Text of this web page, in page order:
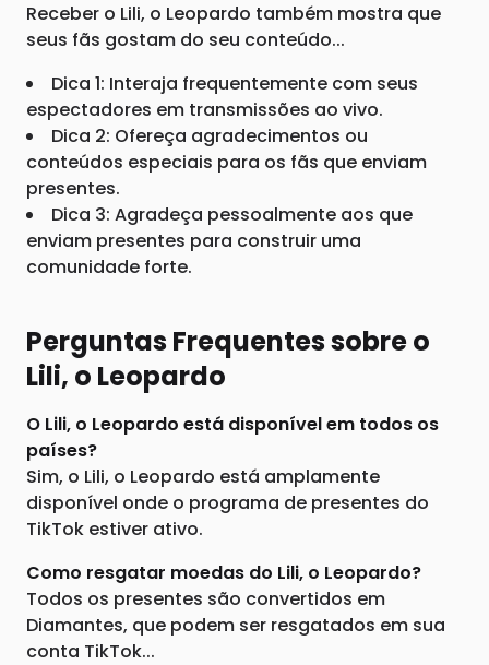
Receber o Lili, o Leopardo também mostra que
seus fãs gostam do seu conteúdo...
Dica 1: Interaja frequentemente com seus
espectadores em transmissões ao vivo.
Dica 2: Ofereça agradecimentos ou
conteúdos especiais para os fãs que enviam
presentes.
Dica 3: Agradeça pessoalmente aos que
enviam presentes para construir uma
comunidade forte.
Perguntas Frequentes sobre o
Lili, o Leopardo
O Lili, o Leopardo está disponível em todos os
países?
Sim, o Lili, o Leopardo está amplamente
disponível onde o programa de presentes do
TikTok estiver ativo.
Como resgatar moedas do Lili, o Leopardo?
Todos os presentes são convertidos em
Diamantes, que podem ser resgatados em sua
conta TikTok...